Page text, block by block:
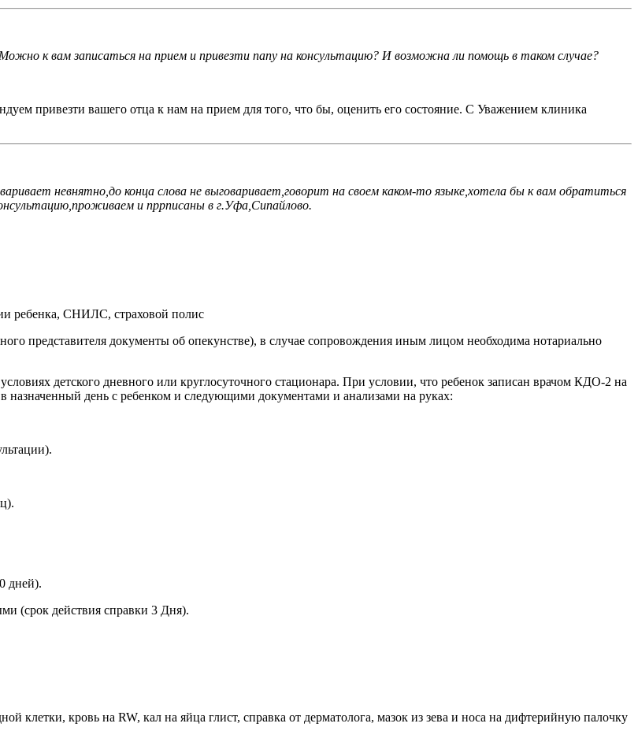
к вам записаться на прием и привезти папу на консультацию? И возможна ли помощь в таком случае?
привезти вашего отца к нам на прием для того, что бы, оценить его состояние. С Уважением клиника
невнятно,до конца слова не выговаривает,говорит на своем каком-то языке,хотела бы к вам обратиться
и пррписаны в г.Уфа,Сипайлово.
ребенка, СНИЛС, страховой полис
представителя документы об опекунстве), в случае сопровождения иным лицом необходима нотариально
детского дневного или круглосуточного стационара. При условии, что ребенок записан врачом КДО-2 на
день с ребенком и следующими документами и анализами на руках:
дней).
(срок действия справки 3 Дня).
клетки, кровь на RW, кал на яйца глист, справка от дерматолога, мазок из зева и носа на дифтерийную палочку